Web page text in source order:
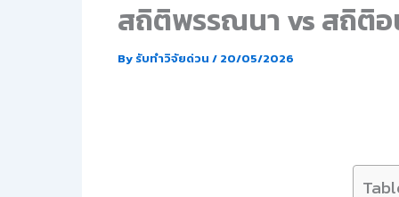
สถิติพรรณนา vs สถิติอ
By รับทำวิจัยด่วน / 20/05/2026